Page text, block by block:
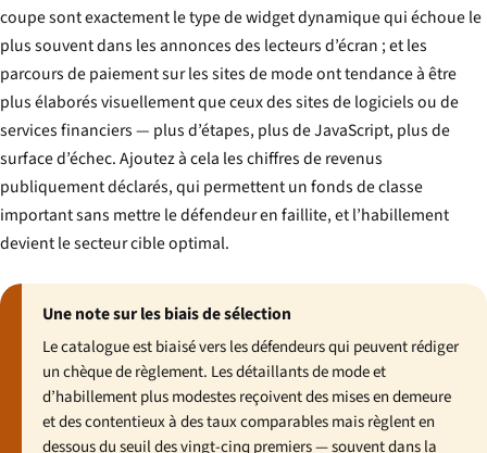
coupe sont exactement le type de widget dynamique qui échoue le
plus souvent dans les annonces des lecteurs d’écran ; et les
parcours de paiement sur les sites de mode ont tendance à être
plus élaborés visuellement que ceux des sites de logiciels ou de
services financiers — plus d’étapes, plus de JavaScript, plus de
surface d’échec. Ajoutez à cela les chiffres de revenus
publiquement déclarés, qui permettent un fonds de classe
important sans mettre le défendeur en faillite, et l’habillement
devient le secteur cible optimal.
Une note sur les biais de sélection
Le catalogue est biaisé vers les défendeurs qui peuvent rédiger
un chèque de règlement. Les détaillants de mode et
d’habillement plus modestes reçoivent des mises en demeure
et des contentieux à des taux comparables mais règlent en
dessous du seuil des vingt-cinq premiers — souvent dans la